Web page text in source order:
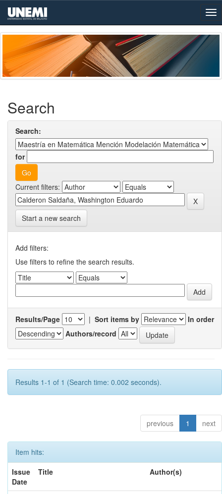
Skip
navigation
Search
Search:
for
Current filters:
Start a new search
Add filters:
Use filters to refine the search results.
Results/Page | Sort items by
In order
Authors/record
Results 1-1 of 1 (Search time: 0.002 seconds).
previous 1 next
Item hits:
Issue
Date
Title Author(s)